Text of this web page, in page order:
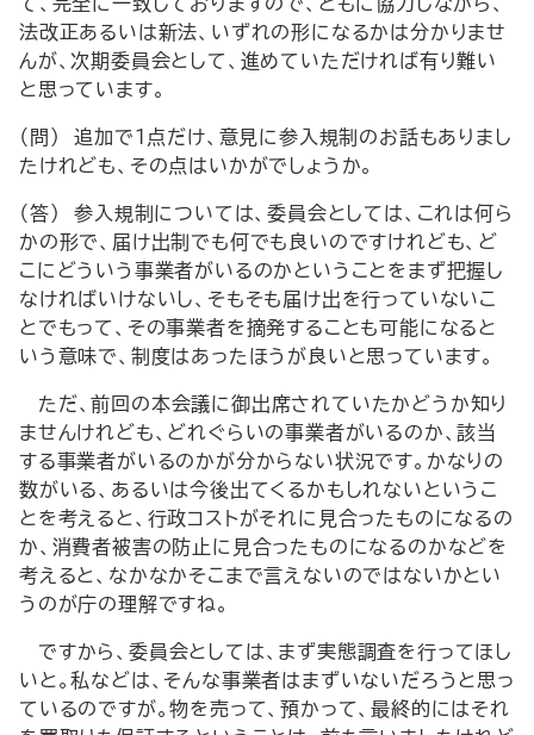
法改正あるいは新法、いずれの形になるかは分かりませ
んが、次期委員会として、進めていただければ有り難い
と思っています。
（問） 追加で1点だけ、意見に参入規制のお話もありまし
たけれども、その点はいかがでしょうか。
（答） 参入規制については、委員会としては、これは何ら
かの形で、届け出制でも何でも良いのですけれども、ど
こにどういう事業者がいるのかということをまず把握し
なければいけないし、そもそも届け出を行っていないこ
とでもって、その事業者を摘発することも可能になると
いう意味で、制度はあったほうが良いと思っています。
ただ、前回の本会議に御出席されていたかどうか知り
ませんけれども、どれぐらいの事業者がいるのか、該当
する事業者がいるのかが分からない状況です。かなりの
数がいる、あるいは今後出てくるかもしれないというこ
とを考えると、行政コストがそれに見合ったものになるの
か、消費者被害の防止に見合ったものになるのかなどを
考えると、なかなかそこまで言えないのではないかとい
うのが庁の理解ですね。
ですから、委員会としては、まず実態調査を行ってほし
いと。私などは、そんな事業者はまずいないだろうと思っ
ているのですが。物を売って、預かって、最終的にはそれ